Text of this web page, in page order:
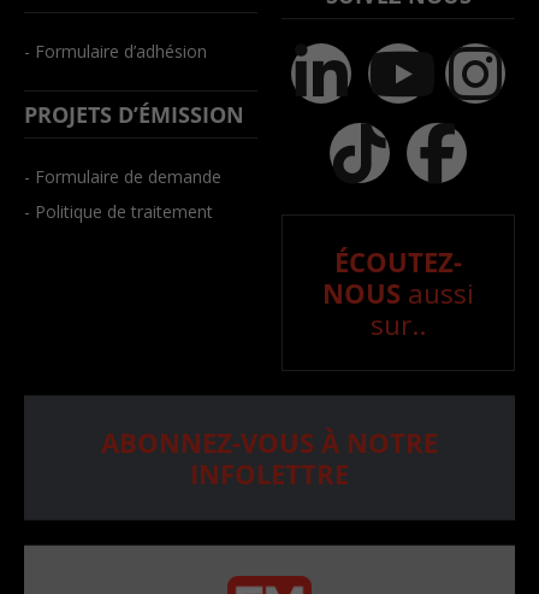
- Formulaire d’adhésion
PROJETS D’ÉMISSION
- Formulaire de demande
- Politique de traitement
ÉCOUTEZ-
NOUS aussi
sur..
ABONNEZ-VOUS À NOTRE
INFOLETTRE